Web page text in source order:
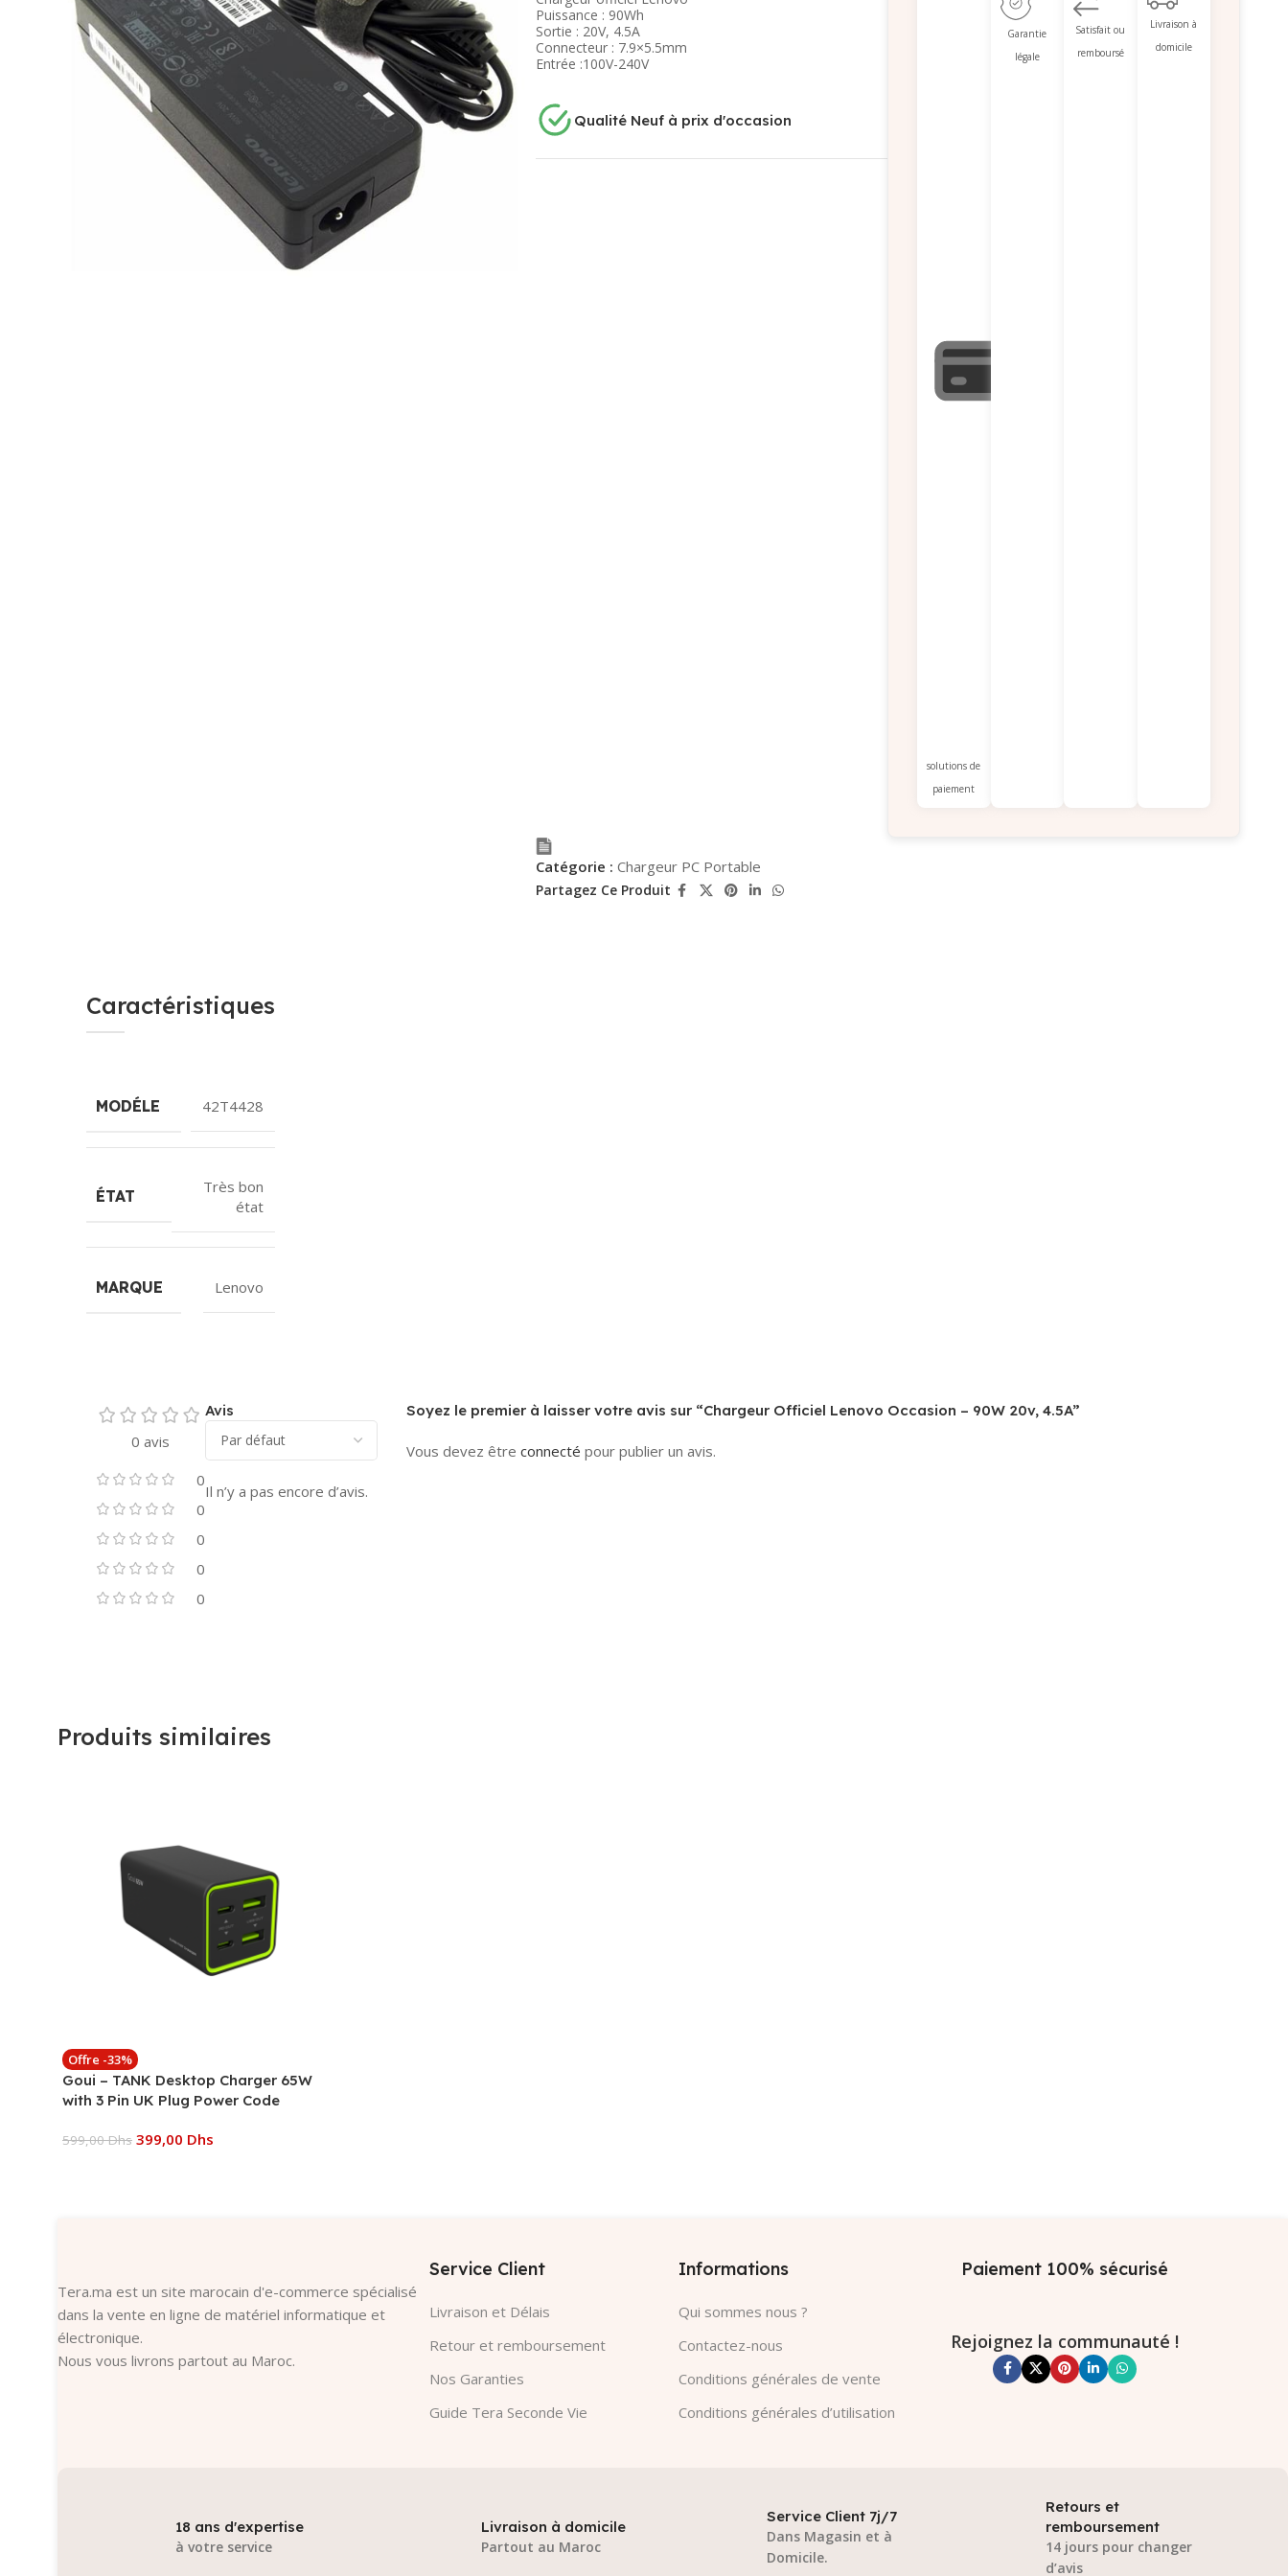
Puissance : 90Wh
Sortie : 20V, 4.5A
Connecteur : 7.9×5.5mm
Entrée :100V-240V
Qualité Neuf à prix d'occasion
solutions de
paiement
Garantie
légale
Satisfait ou
remboursé
Livraison à
domicile
Catégorie : Chargeur PC Portable
Partagez Ce Produit
Caractéristiques
MODÉLE 42T4428
ÉTAT
Très bon
état
MARQUE Lenovo
0 avis
0
0
0
0
0
Avis
Il n’y a pas encore d’avis.
Soyez le premier à laisser votre avis sur “Chargeur Officiel Lenovo Occasion – 90W 20v, 4.5A”
Vous devez être connecté pour publier un avis.
Produits similaires
Offre -33%
Goui – TANK Desktop Charger 65W
with 3 Pin UK Plug Power Code
599,00Dhs 399,00 Dhs
Tera.ma est un site marocain d'e-commerce spécialisé
dans la vente en ligne de matériel informatique et
électronique.
Nous vous livrons partout au Maroc.
Service Client
Livraison et Délais
Retour et remboursement
Nos Garanties​
Guide Tera Seconde Vie
Informations
Qui sommes nous ?
Contactez-nous
Conditions générales de vente
Conditions générales d’utilisation
Paiement 100% sécurisé
Rejoignez la communauté !
18 ans d'expertise
à votre service
Livraison à domicile
Partout au Maroc
Service Client 7j/7
Dans Magasin et à
Domicile.
Retours et
remboursement
14 jours pour changer
d’avis